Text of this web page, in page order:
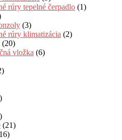
rúry tepelné čerpadlo (1)
(3)
rúry klimatizácia (2)
(20)
vložka (6)
(21)